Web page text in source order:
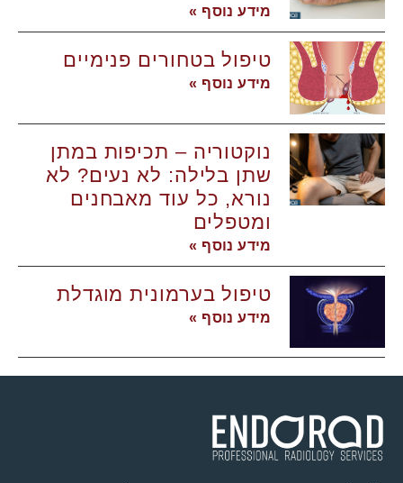
מידע נוסף »
טיפול בטחורים פנימיים
מידע נוסף »
נוקטוריה – תכיפות במתן
שתן בלילה: לא נעים? לא
נורא, כל עוד מאבחנים
ומטפלים
מידע נוסף »
טיפול בערמונית מוגדלת
מידע נוסף »